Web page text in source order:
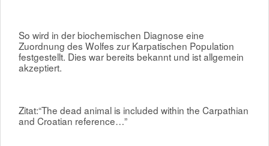
So wird in der biochemischen Diagnose eine
Zuordnung des Wolfes zur Karpatischen Population
festgestellt. Dies war bereits bekannt und ist allgemein
akzeptiert.
Zitat:“The dead animal is included within the Carpathian
and Croatian reference…”